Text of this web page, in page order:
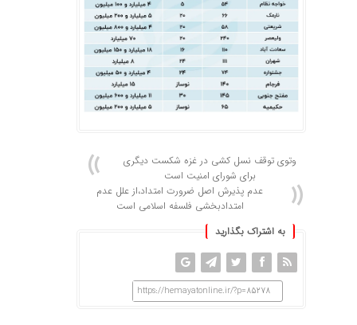
وتوی توقف نسل کشی در غزه شکست دیگری
برای شورای امنیت است
عدم پذیرش اصل ضرورت امتداد،از علل عدم
امتدادبخشی فلسفه اسلامی است
به اشتراک بگذارید
https://hemayatonline.ir/?p=85278